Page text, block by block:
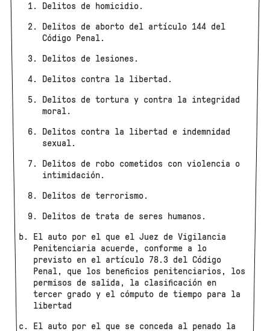
Delitos de homicidio.
Delitos de aborto del artículo 144 del
Código Penal.
Delitos de lesiones.
Delitos contra la libertad.
Delitos de tortura y contra la integridad
moral.
Delitos contra la libertad e indemnidad
sexual.
Delitos de robo cometidos con violencia o
intimidación.
Delitos de terrorismo.
Delitos de trata de seres humanos.
El auto por el que el Juez de Vigilancia
Penitenciaria acuerde, conforme a lo
previsto en el artículo 78.3 del Código
Penal, que los beneficios penitenciarios, los
permisos de salida, la clasificación en
tercer grado y el cómputo de tiempo para la
libertad
El auto por el que se conceda al penado la